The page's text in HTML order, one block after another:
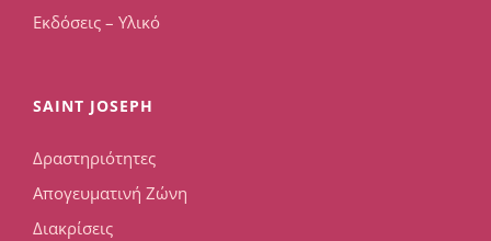
Εκδόσεις – Υλικό
SAINT JOSEPH
Δραστηριότητες
Απογευματινή Ζώνη
Διακρίσεις